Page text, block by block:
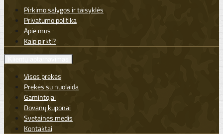
Pirkimo sąlygos ir taisyklės
Privatumo politika
Apie mus
Kaip pirkti?
Visos prekės
Prekės su nuolaida
Gamintojai
Dovanų kuponai
Svetainės medis
Kontaktai